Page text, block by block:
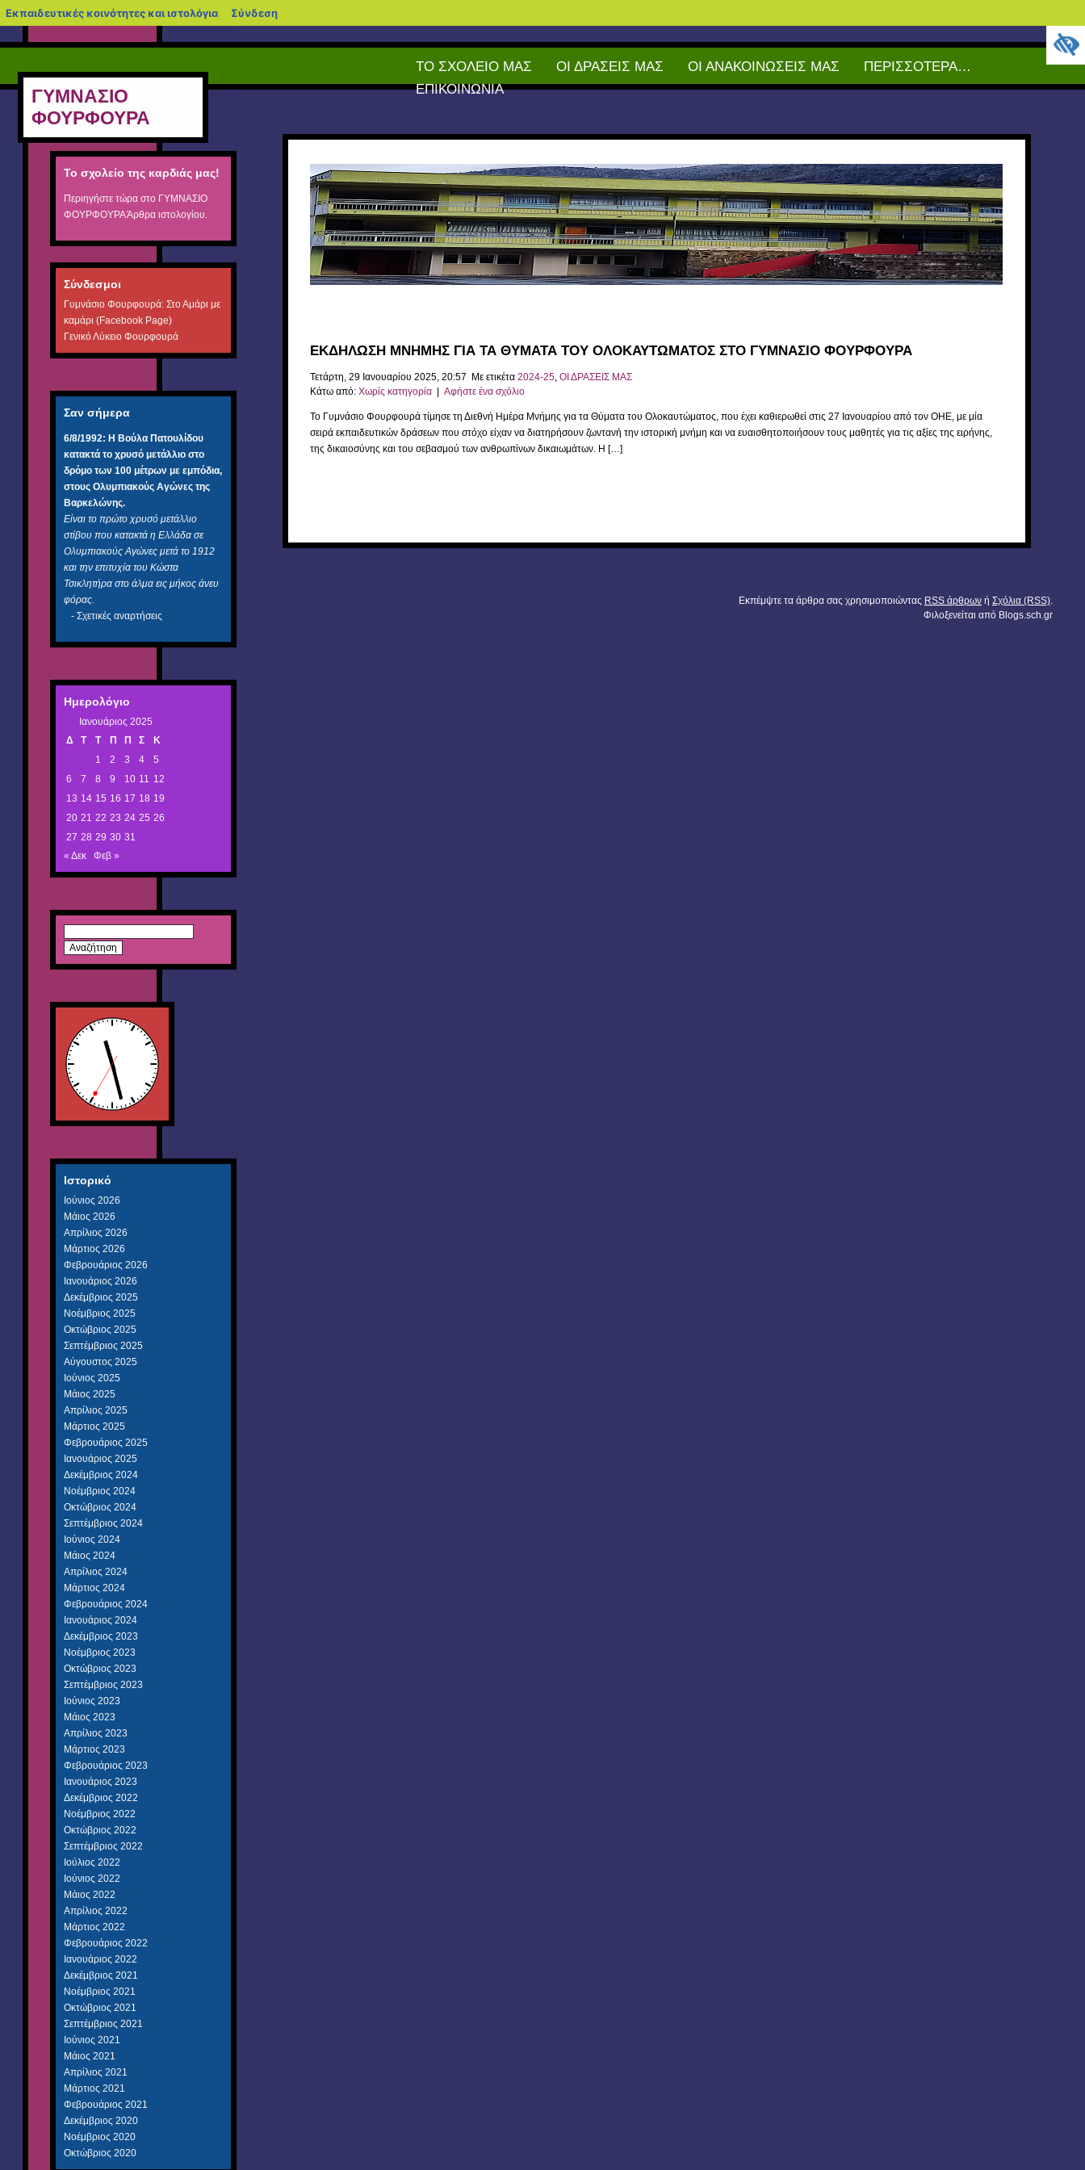
Εκπαιδευτικές κοινότητες και ιστολόγια blogs.sch.gr
Σύνδεση
ΓΥΜΝΑΣΙΟ
ΦΟΥΡΦΟΥΡΑ
ΤΟ ΣΧΟΛΕΙΟ ΜΑΣ ΟΙ ΔΡΑΣΕΙΣ ΜΑΣ ΟΙ ΑΝΑΚΟΙΝΩΣΕΙΣ ΜΑΣ
ΠΕΡΙΣΣΟΤΕΡΑ…
ΕΠΙΚΟΙΝΩΝΙΑ
Το σχολείο της καρδιάς μας!
Περιηγήστε τώρα στο ΓΥΜΝΑΣΙΟ
ΦΟΥΡΦΟΥΡΑΆρθρα ιστολογίου.
Σύνδεσμοι
Γυμνάσιο Φουρφουρά: Στο Αμάρι με
καμάρι (Facebook Page)
Γενικό Λύκειο Φουρφουρά
Σαν σήμερα
6/8/1992: Η Βούλα Πατουλίδου
κατακτά το χρυσό μετάλλιο στο
δρόμο των 100 μέτρων με εμπόδια,
στους Ολυμπιακούς Αγώνες της
Βαρκελώνης.
Είναι το πρώτο χρυσό μετάλλιο
στίβου που κατακτά η Ελλάδα σε
Ολυμπιακούς Αγώνες μετά το 1912
και την επιτυχία του Κώστα
Τσικλητήρα στο άλμα εις μήκος άνευ
φόρας.
- Σχετικές αναρτήσεις
Ημερολόγιο
Ιανουάριος 2025
Δ
Τ Τ Π Π Σ
Κ
1
2 3 4
5
6
7 8 9 10 11 12
13 14 15 16 17 18 19
20 21 22 23 24 25 26
27 28 29 30 31
« Δεκ
Φεβ »
για:
Ιστορικό
Ιούνιος 2026
Μάιος 2026
Απρίλιος 2026
Μάρτιος 2026
Φεβρουάριος 2026
Ιανουάριος 2026
Δεκέμβριος 2025
Νοέμβριος 2025
Οκτώβριος 2025
Σεπτέμβριος 2025
Αύγουστος 2025
Ιούνιος 2025
Μάιος 2025
Απρίλιος 2025
Μάρτιος 2025
Φεβρουάριος 2025
Ιανουάριος 2025
Δεκέμβριος 2024
Νοέμβριος 2024
Οκτώβριος 2024
Σεπτέμβριος 2024
Ιούνιος 2024
Μάιος 2024
Απρίλιος 2024
Μάρτιος 2024
Φεβρουάριος 2024
Ιανουάριος 2024
Δεκέμβριος 2023
Νοέμβριος 2023
Οκτώβριος 2023
Σεπτέμβριος 2023
Ιούνιος 2023
Μάιος 2023
Απρίλιος 2023
Μάρτιος 2023
Φεβρουάριος 2023
Ιανουάριος 2023
Δεκέμβριος 2022
Νοέμβριος 2022
Οκτώβριος 2022
Σεπτέμβριος 2022
Ιούλιος 2022
Ιούνιος 2022
Μάιος 2022
Απρίλιος 2022
Μάρτιος 2022
Φεβρουάριος 2022
Ιανουάριος 2022
Δεκέμβριος 2021
Νοέμβριος 2021
Οκτώβριος 2021
Σεπτέμβριος 2021
Ιούνιος 2021
Μάιος 2021
Απρίλιος 2021
Μάρτιος 2021
Φεβρουάριος 2021
Δεκέμβριος 2020
Νοέμβριος 2020
Οκτώβριος 2020
ΕΚΔΗΛΩΣΗ ΜΝΗΜΗΣ ΓΙΑ ΤΑ ΘΥΜΑΤΑ ΤΟΥ ΟΛΟΚΑΥΤΩΜΑΤΟΣ ΣΤΟ ΓΥΜΝΑΣΙΟ ΦΟΥΡΦΟΥΡΑ
Τετάρτη, 29 Ιανουαρίου 2025, 20:57 Με ετικέτα2024-25,ΟΙ ΔΡΑΣΕΙΣ ΜΑΣ
Κάτω από:Χωρίς κατηγορία |Αφήστε ένα σχόλιο
Το Γυμνάσιο Φουρφουρά τίμησε τη Διεθνή Ημέρα Μνήμης για τα Θύματα του Ολοκαυτώματος, που έχει καθιερωθεί στις 27 Ιανουαρίου από τον ΟΗΕ, με μία
σειρά εκπαιδευτικών δράσεων που στόχο είχαν να διατηρήσουν ζωντανή την ιστορική μνήμη και να ευαισθητοποιήσουν τους μαθητές για τις αξίες της ειρήνης,
της δικαιοσύνης και του σεβασμού των ανθρωπίνων δικαιωμάτων. Η […]
Εκπέμψτε τα άρθρα σας χρησιμοποιώντας RSS άρθρων ή Σχόλια (RSS).
Φιλοξενείται από Blogs.sch.gr